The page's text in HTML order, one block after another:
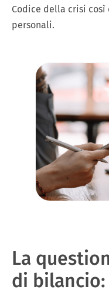
Codice della crisi
personali.
La
di bilancio: